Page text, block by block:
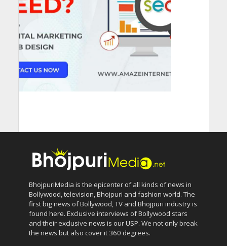
BhojpuriMedia is the epicenter of all kinds of news in
Bollywood, television, Bhojpuri and fashion world. The
first big news of Bollywood, TV and Bhojpuri industry is
found here. Exclusive interviews of Bollywood stars
and their exclusive news is our USP. We not only break
the news but also cover it 360 degrees.